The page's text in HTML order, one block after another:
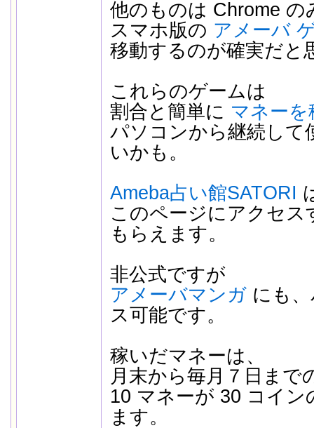
他のものは Chrome の
スマホ版の アメーバ
移動するのが確実だと
これらのゲームは
割合と簡単に マネー
パソコンから継続して
いかも。
Ameba占い館SATORI
このページにアクセス
もらえます。
非公式ですが
アメーバマンガにも、
ス可能です。
稼いだマネーは、
月末から毎月７日まで
10 マネーが 30 コイン
ます。